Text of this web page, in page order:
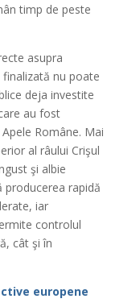
timp de peste
asupra
nu poate
deja investite
au fost
Române. Mai
al râului Crişul
şi albie
producerea rapidă
iar
controlul
cât şi în
europene